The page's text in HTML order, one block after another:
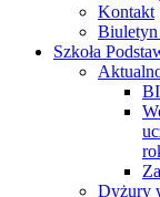
Kontakt
Szkoła
Dyżury